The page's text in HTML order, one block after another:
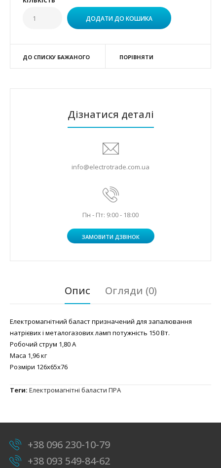
ДО СПИСКУ БАЖАНОГО ПОРІВНЯТИ
Дізнатися деталі
info@electrotrade.com.ua
Пн - Пт: 9:00 - 18:00
ЗАМОВИТИ ДЗВІНОК
Опис Огляди (0)
Електромагнітний баласт призначений для запалювання
натрієвих і металогазових ламп потужність 150 Вт.
Робочий струм 1,80 А
Маса 1,96 кг
Розміри 126х65х76
Теги: Електромагнітні баласти ПРА
+38 096 230-10-79
+38 093 549-84-62